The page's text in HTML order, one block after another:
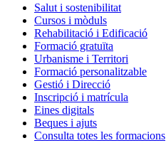
Salut i sostenibilitat
Cursos i mòduls
Rehabilitació i Edificació
Formació gratuïta
Urbanisme i Territori
Formació personalitzable
Gestió i Direcció
Inscripció i matrícula
Eines digitals
Beques i ajuts
Consulta totes les formacions